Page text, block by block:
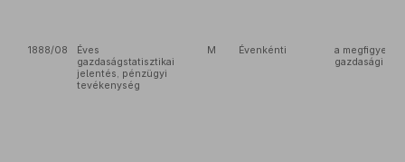
1888/08
Éves
gazdaságstatisztikai
jelentés, pénzügyi
tevékenység
M Évenkénti
a
gazdasági